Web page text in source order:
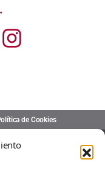
de Cookies